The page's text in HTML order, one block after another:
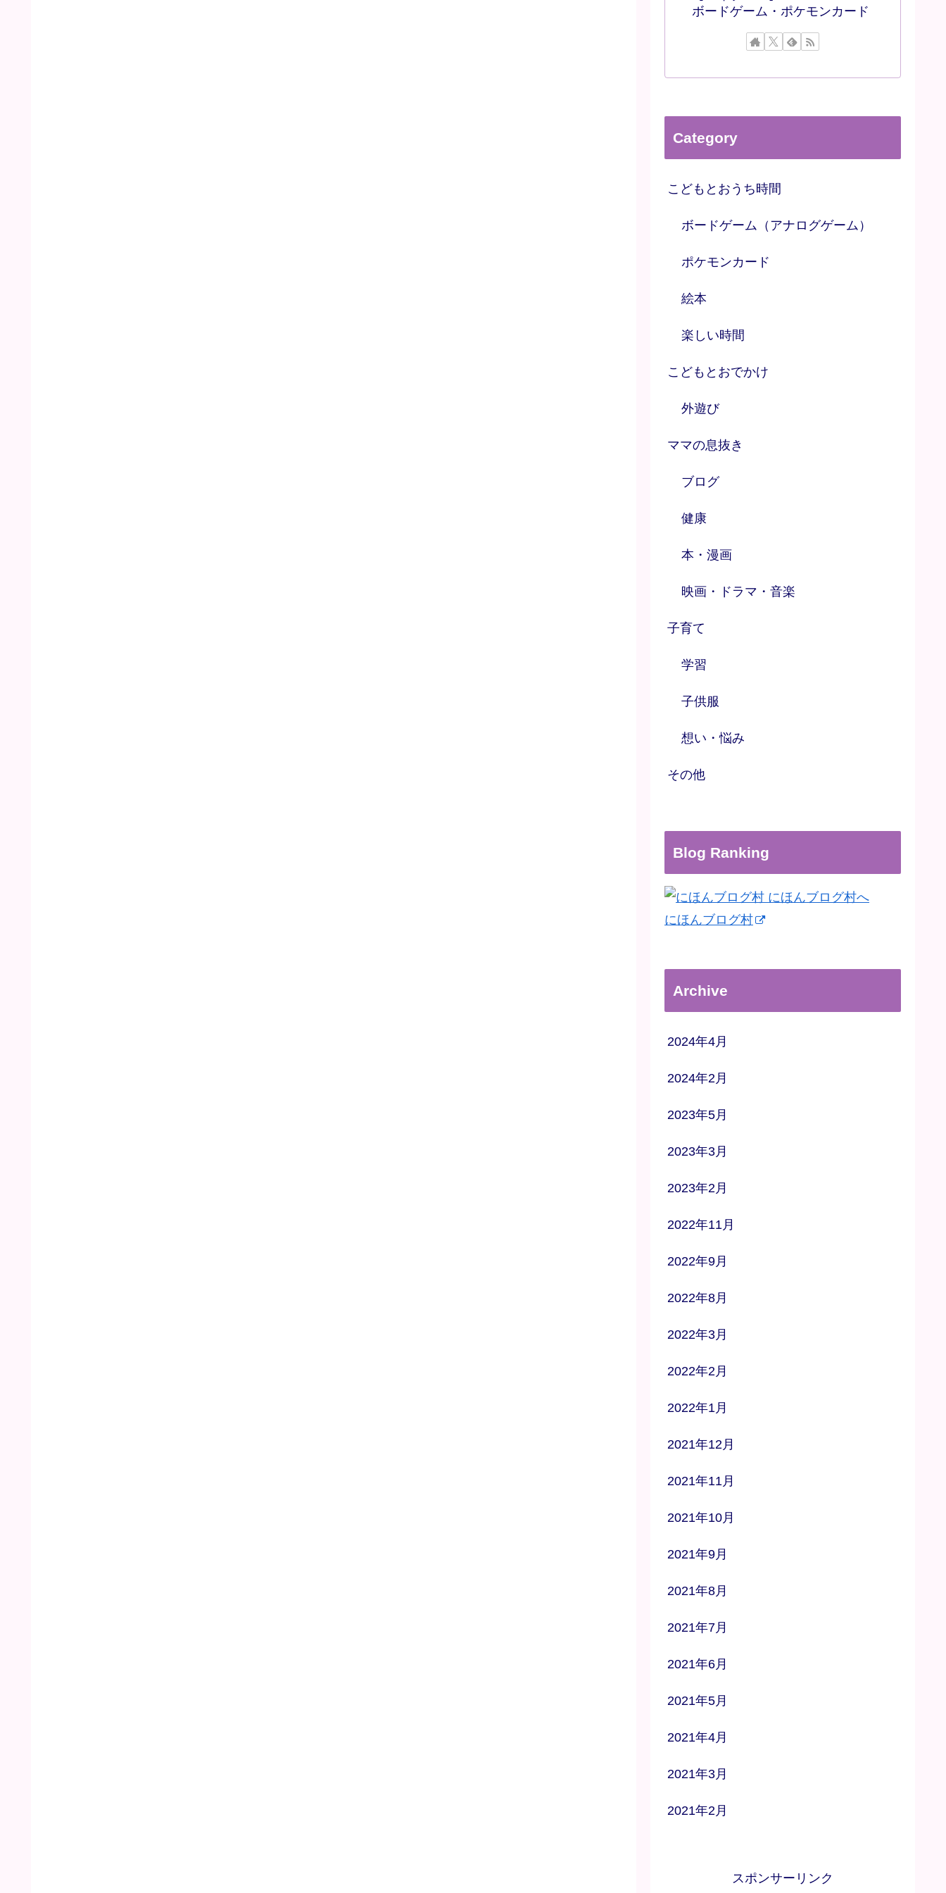
ボードゲーム・ポケモンカード
Category
こどもとおうち時間
ボードゲーム（アナログゲーム）
ポケモンカード
絵本
楽しい時間
こどもとおでかけ
外遊び
ママの息抜き
ブログ
健康
本・漫画
映画・ドラマ・音楽
子育て
学習
子供服
想い・悩み
その他
Blog Ranking
にほんブログ村
Archive
2024年4月
2024年2月
2023年5月
2023年3月
2023年2月
2022年11月
2022年9月
2022年8月
2022年3月
2022年2月
2022年1月
2021年12月
2021年11月
2021年10月
2021年9月
2021年8月
2021年7月
2021年6月
2021年5月
2021年4月
2021年3月
2021年2月
スポンサーリンク